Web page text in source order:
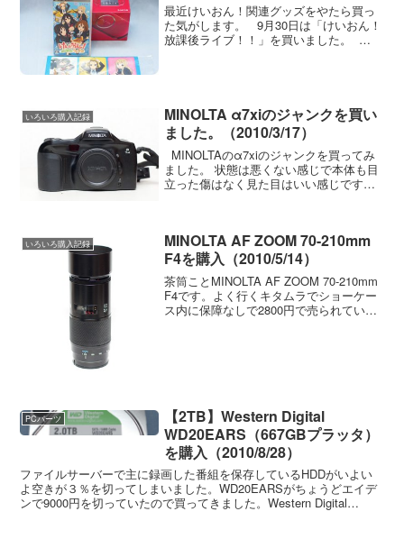
最近けいおん！関連グッズをやたら買っ
た気がします。 9月30日は「けいおん！
放課後ライブ！！」を買いました。
いろいろ購入記録
MINOLTA α7xiのジャンクを買い
ました。（2010/3/17）
MINOLTAのα7xiのジャンクを買ってみ
ました。 状態は悪くない感じで本体も目
立った傷はなく見た目はいい感じです。
あえず...
いろいろ購入記録
MINOLTA AF ZOOM 70-210mm
F4を購入（2010/5/14）
茶筒ことMINOLTA AF ZOOM 70-210mm
F4です。よく行くキタムラでショーケー
ス内に保障なしで2800円で売られていま
PCパーツ
【2TB】Western Digital
WD20EARS（667GBプラッタ）
を購入（2010/8/28）
ファイルサーバーで主に録画した番組を保存しているHDDがいよい
よ空きが３％を切ってしまいました。WD20EARSがちょうどエイデ
ンで9000円を切っていたので買ってきました。Western Digital